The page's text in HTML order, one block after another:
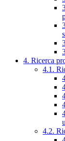
4. Ricerca
4.1.
4.2.